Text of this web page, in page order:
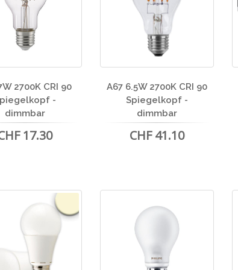
2700K CRI 90
-
dimmbar
17.30
A67 6.5W 2700K CRI 90
Spiegelkopf -
dimmbar
CHF 41.10